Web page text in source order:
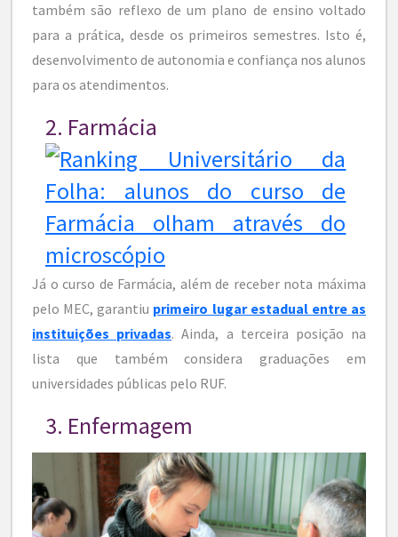
também são reflexo de um plano de ensino voltado
para a prática, desde os primeiros semestres. Isto é,
desenvolvimento de autonomia e confiança nos alunos
para os atendimentos.
2. Farmácia
Já o curso de Farmácia, além de receber nota máxima
pelo MEC, garantiu primeiro lugar estadual entre as
instituições privadas. Ainda, a terceira posição na
lista que também considera graduações em
universidades públicas pelo RUF.
3. Enfermagem